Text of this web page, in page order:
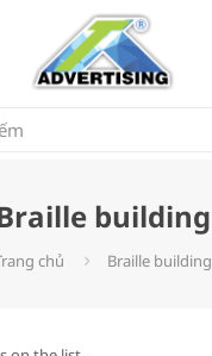
building
chủ Braille building